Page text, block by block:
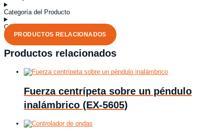
Categoría del Producto
Código del Producto
PRODUCTOS RELACIONADOS
Productos relacionados
Fuerza centrípeta sobre un péndulo
inalámbrico (EX-5605)